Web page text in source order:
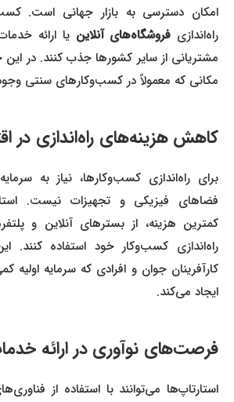
امکان دسترسی به بازار جهانی است.
راه‌اندازیفروشگاه‌های آنلاینیا ارائه خدمات
مشتریانی از سایر کشورها جذب کنند. در این
مکانی که معمولاً در کسب‌وکارهای سنتی وجود
کاهش هزینه‌های راه‌اندازی در
برای راه‌اندازی کسب‌وکارها، نیاز به
فضاهای فیزیکی و تجهیزات نیست.
کمترین هزینه، از بسترهای آنلاین و
راه‌اندازی کسب‌وکار خود استفاده کنند. این
کارآفرینان جوان و افرادی که سرمایه اولیه
ایجاد می‌کند.
فرصت‌های نوآوری در ارائه خدمات
استارتاپ‌ها می‌توانند با استفاده از